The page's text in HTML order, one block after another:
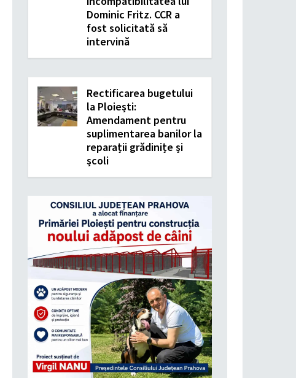
Dominic Fritz. CCR a
fost solicitată să
intervină
Rectificarea bugetului
la Ploiești:
Amendament pentru
suplimentarea banilor la
reparații grădinițe și
școli